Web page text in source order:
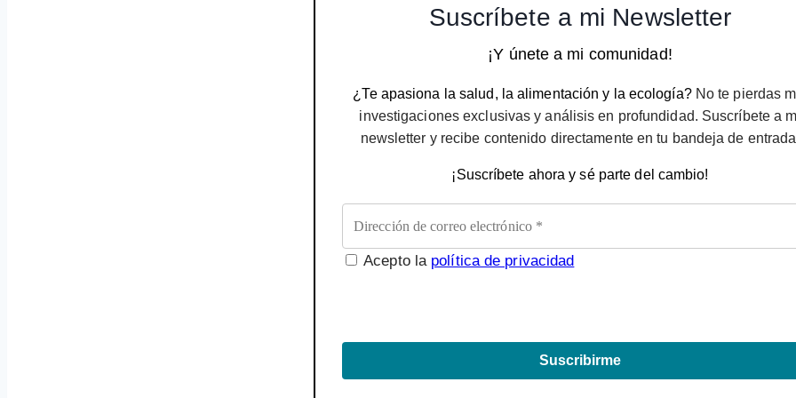
Suscríbete a mi Newsletter
¡Y únete a mi comunidad!
¿Te apasiona la salud, la alimentación y la ecología?No te pierdas
investigaciones exclusivas y análisis en profundidad. Suscríbete a
newsletter y recibe contenido directamente en tu bandeja de
¡Suscríbete ahora y sé parte del cambio!
Acepto la política de privacidad
Suscribirme